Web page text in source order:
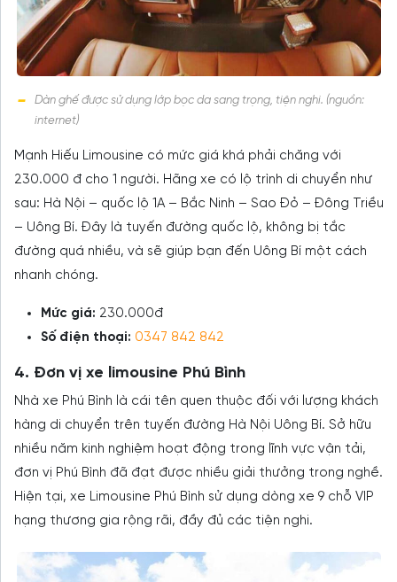
Dàn ghế được sử dụng lớp bọc da sang trọng, tiện nghi. (nguồn:
internet)
Mạnh Hiếu Limousine có mức giá khá phải chăng với
230.000 đ cho 1 người. Hãng xe có lộ trình di chuyển như
sau: Hà Nội – quốc lộ 1A – Bắc Ninh – Sao Đỏ – Đông Triều
– Uông Bí. Đây là tuyến đường quốc lộ, không bị tắc
đường quá nhiều, và sẽ giúp bạn đến Uông Bí một cách
nhanh chóng.
Mức giá: 230.000đ
Số điện thoại: 0347 842 842
4. Đơn vị xe limousine Phú Bình
Nhà xe Phú Bình là cái tên quen thuộc đối với lượng khách
hàng di chuyển trên tuyến đường Hà Nội Uông Bí. Sở hữu
nhiều năm kinh nghiệm hoạt động trong lĩnh vực vận tải,
đơn vị Phú Bình đã đạt được nhiều giải thưởng trong nghề.
Hiện tại, xe Limousine Phú Bình sử dụng dòng xe 9 chỗ VIP
hạng thương gia rộng rãi, đầy đủ các tiện nghi.